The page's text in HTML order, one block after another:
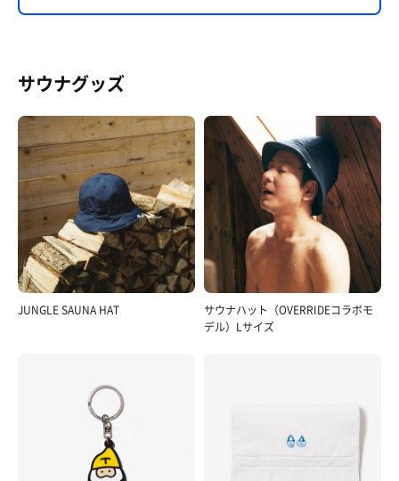
サウナグッズ
JUNGLE SAUNA HAT
サウナハット（OVERRIDEコラボモ
デル）Lサイズ